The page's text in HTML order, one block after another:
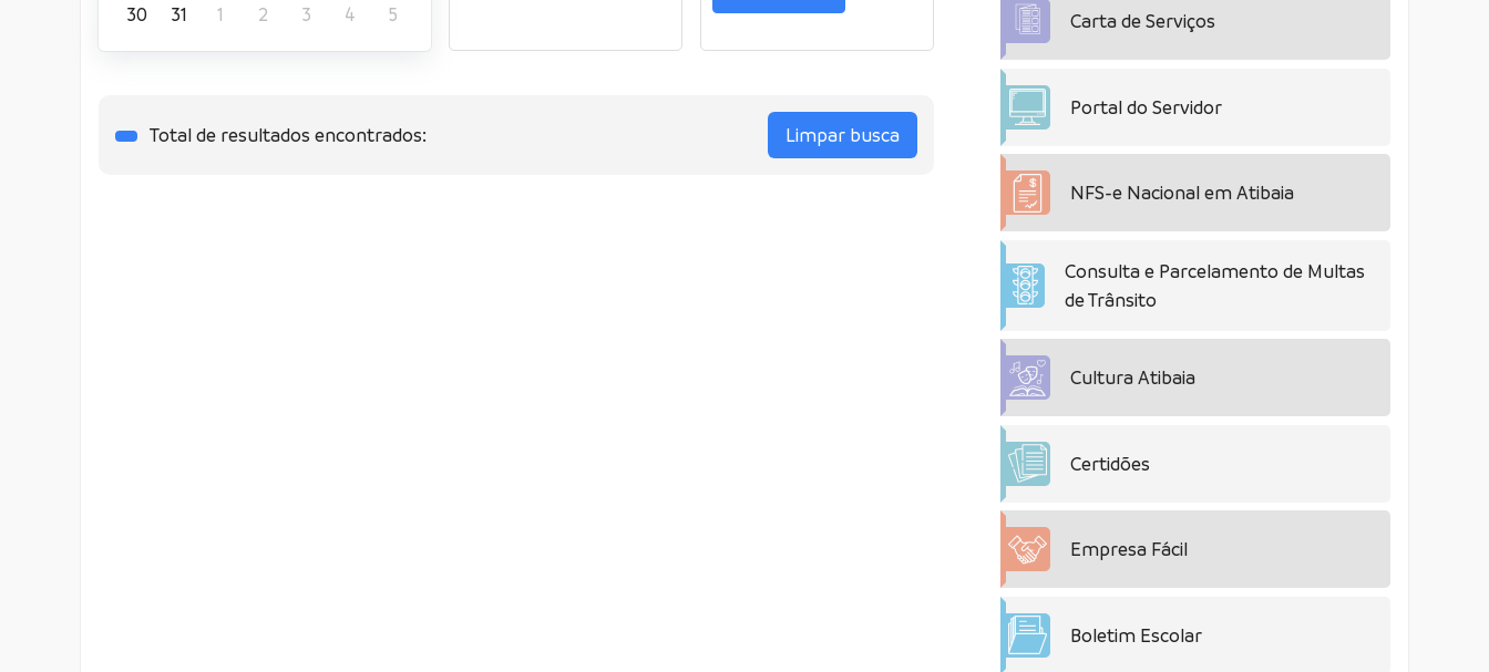
30
31 1 2 3 4 5
Total de resultados encontrados: Limpar busca
Carta de Serviços
Portal do Servidor
NFS-e Nacional em Atibaia
Consulta e Parcelamento de Multas
de Trânsito
Cultura Atibaia
Certidões
Empresa Fácil
Boletim Escolar